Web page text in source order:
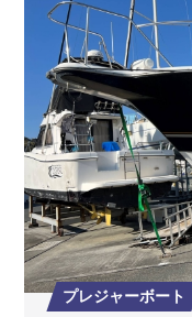
プレジャーボート